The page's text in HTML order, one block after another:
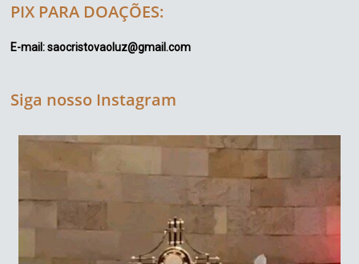
PIX PARA DOAÇÕES:
E-mail: saocristovaoluz@gmail.com
Siga nosso Instagram